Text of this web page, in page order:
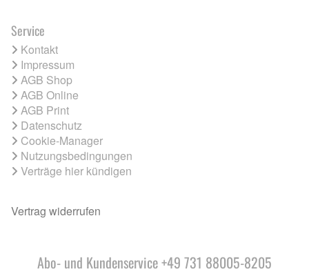
Service
Kontakt
Impressum
AGB Shop
AGB Online
AGB Print
Datenschutz
Cookie-Manager
Nutzungsbedingungen
Verträge hier kündigen
Vertrag widerrufen
Abo- und Kundenservice +49 731 88005-8205